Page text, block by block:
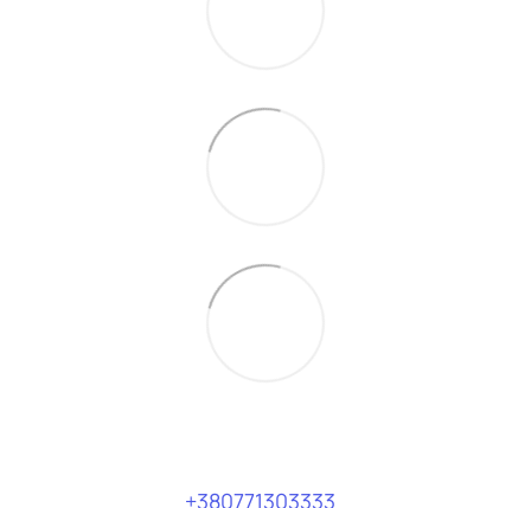
+380771303333